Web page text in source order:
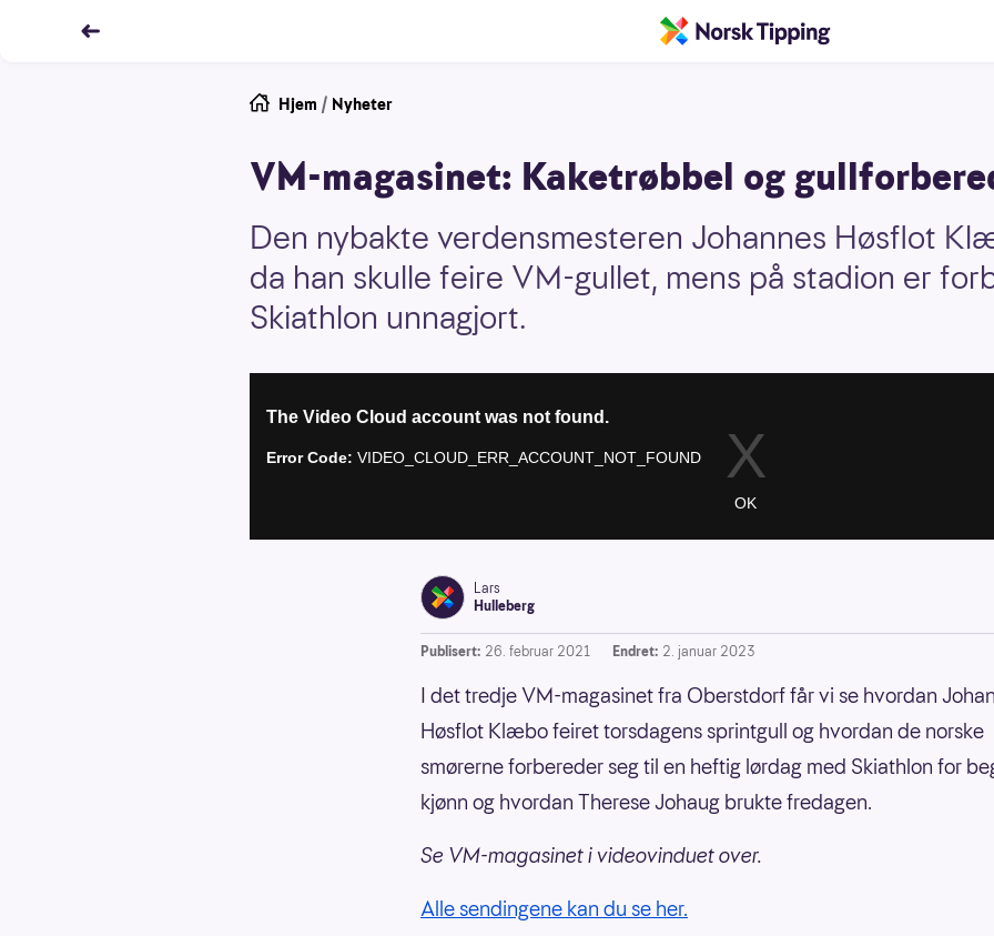
Hjem / Nyheter
VM-magasinet: Kaketrøbbel og
Den nybakte verdensmesteren Johannes Høsflot
da han skulle feire VM-gullet, mens på stadion er
Skiathlon unnagjort.
Lars
Hulleberg
Publisert: 26. februar 2021 Endret: 2. januar 2023
I det tredje VM-magasinet fra Oberstdorf får vi se hvordan
Høsflot Klæbo feiret torsdagens sprintgull og hvordan de norske
smørerne forbereder seg til en heftig lørdag med Skiathlon for
kjønn og hvordan Therese Johaug brukte fredagen.
Se VM-magasinet i videovinduet over.
Alle sendingene kan du se her.